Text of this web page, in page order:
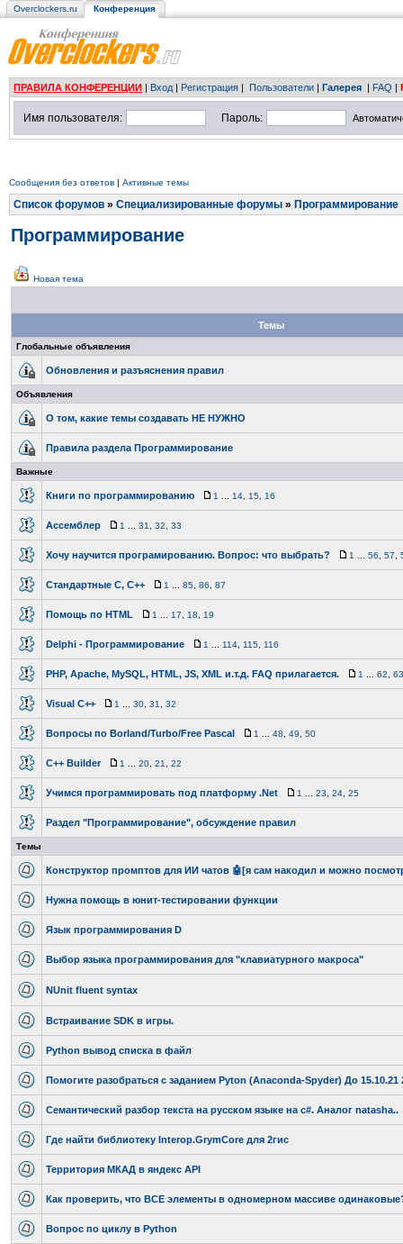
Overclockers.ru Конференция
ПРАВИЛА КОНФЕРЕНЦИИ | Вход | Регистрация | Пользователи | Галерея | FAQ |
Имя пользователя: Пароль:
Сообщения без ответов | Активные темы
Список форумов » Специализированные форумы » Программирование
Программирование
Новая тема
Темы
Глобальные объявления
Обновления и разъяснения правил
Объявления
О том, какие темы создавать НЕ НУЖНО
Правила раздела Программирование
Важные
Книги по программированию 1 14 15 16
Ассемблер 1 31 32 33
Хочу научится програмированию. Вопрос: что выбрать? 1 56 57
Стандартные C, C++ 1 85 86 87
Помощь по HTML 1 17 18 19
Delphi - Программирование 1 114 115 116
PHP, Apache, MySQL, HTML, JS, XML и.т.д. FAQ прилагается. 1 62 63
Visual C++ 1 30 31 32
Вопросы по Borland/Turbo/Free Pascal 1 48 49 50
C++ Builder 1 20 21 22
Учимся программировать под платформу .Net 1 23 24 25
Раздел "Программирование", обсуждение правил
Темы
Конструктор промптов для ИИ чатов 🤖[я сам накодил и можно
Нужна помощь в юнит-тестировании функции
Язык программирования D
Выбор языка программирования для "клавиатурного макроса"
NUnit fluent syntax
Встраивание SDK в игры.
Python вывод списка в файл
Помогите разобраться с заданием Pyton (Anaconda-Spyder) До 15.10.21
Семантический разбор текста на русском языке на c#. Аналог natasha..
Где найти библиотеку Interop.GrymCore для 2гис
Территория МКАД в яндекс API
Как проверить, что ВСЕ элементы в одномерном массиве
Вопрос по циклу в Python